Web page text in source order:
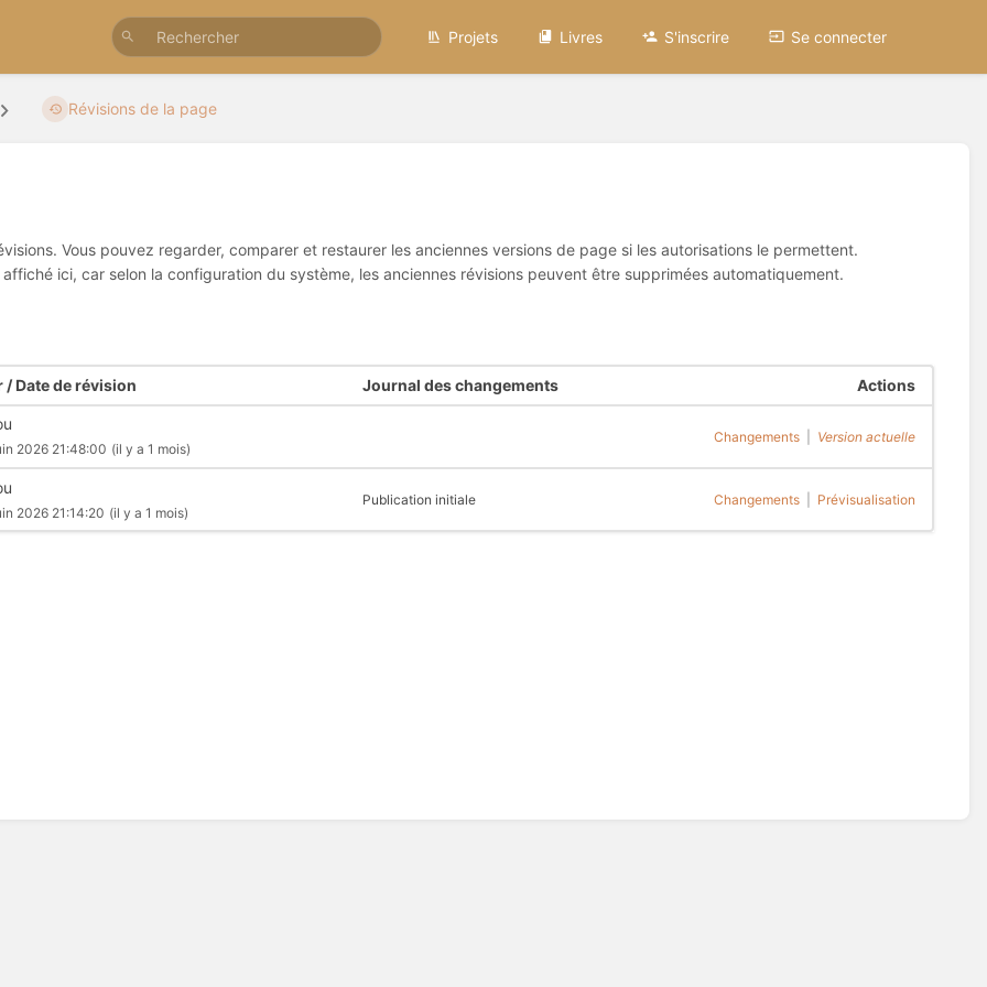
Projets Livres S'inscrire Se connecter
Révisions de la page
Vous pouvez regarder, comparer et restaurer les anciennes versions de page si les autorisations le permettent.
ici, car selon la configuration du système, les anciennes révisions peuvent être supprimées automatiquement.
/ Date de révision Journal des changements Actions
2026 21:48:00 (il y a 1 mois)
Changements Version actuelle
2026 21:14:20 (il y a 1 mois)
Publication initiale Changements Prévisualisation